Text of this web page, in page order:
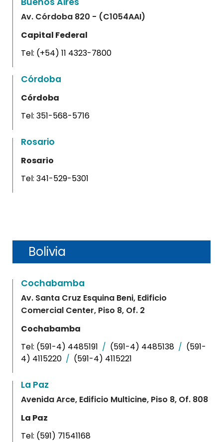
Av. Córdoba 820 - (C1054AAI)
Capital Federal
Tel: (+54) 11 4323-7800
Córdoba
Córdoba
Tel: 351-568-5716
Rosario
Rosario
Tel: 341-529-5301
Bolivia
Cochabamba
Av. Santa Cruz Esquina Beni, Edificio
Comercial Center, Piso 8, Of. 2
Cochabamba
Tel: (591-4) 4485191 / (591-4) 4485138 / (591-
4) 4115220 / (591-4) 4115221
La Paz
Avenida Arce, Edificio Multicine, Piso 8, Of. 808
La Paz
Tel: (591) 71541168